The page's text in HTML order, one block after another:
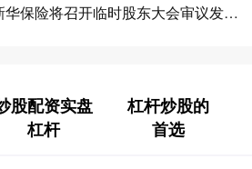
股票配资杠杆 新华保险将召开临时股东大会审议发债及董事会换届等议案
股配资实盘
杠杆
杠杆炒股的
首选